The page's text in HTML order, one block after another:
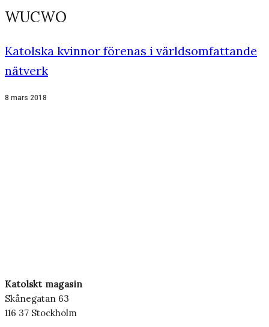
WUCWO
Katolska kvinnor förenas i världsomfattande
nätverk
8 mars 2018
Katolskt magasin
Skånegatan 63
116 37 Stockholm